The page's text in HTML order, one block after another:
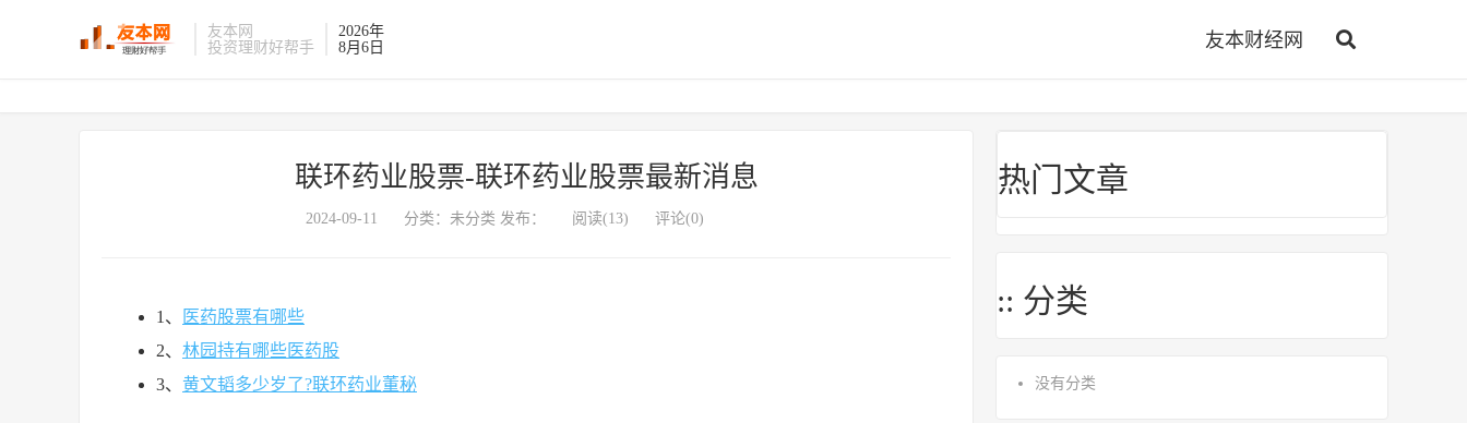
友本网
投资理财好帮手
2026年
8月6日
友本财经网
联环药业股票-联环药业股票最新消息
2024-09-11 分类：未分类 发布： 阅读(13) 评论(0)
1、
医药股票有哪些
2、 林园持有哪些医药股
3、 黄文韬多少岁了?联环药业董秘
热门文章
:: 分类
没有分类